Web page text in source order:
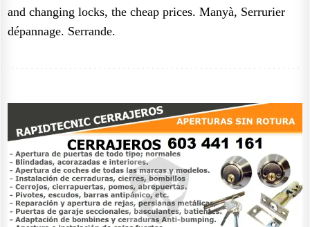
and changing locks, the cheap prices. Manyà, Serrurier
dépannage. Serrande.